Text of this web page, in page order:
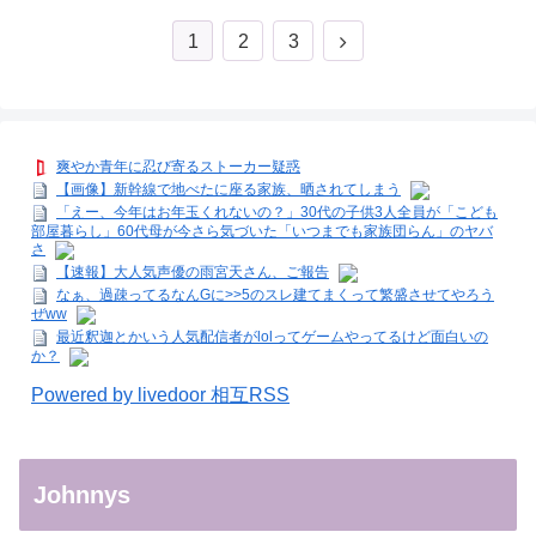
1 2 3
次
爽やか青年に忍び寄るストーカー疑惑
【画像】新幹線で地べたに座る家族、晒されてしまう
「えー、今年はお年玉くれないの？」30代の子供3人全員が「こども
部屋暮らし」60代母が今さら気づいた「いつまでも家族団らん」のヤバ
さ
【速報】大人気声優の雨宮天さん、ご報告
なぁ、過疎ってるなんGに>>5のスレ建てまくって繁盛させてやろう
ぜww
最近釈迦とかいう人気配信者がlolってゲームやってるけど面白いの
か？
Powered by livedoor 相互RSS
Johnnys